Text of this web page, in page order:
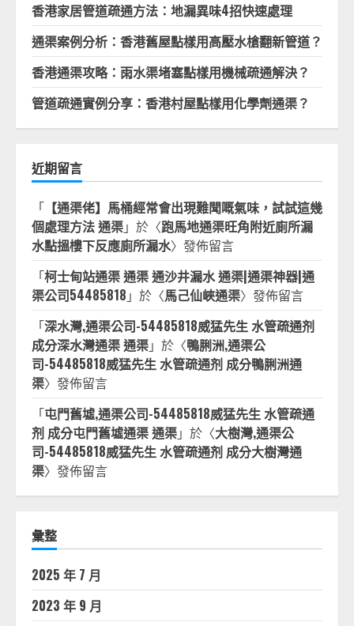
香港家居管道疏通方法：地漏異味4招快速處理
通渠案例分析：香港舊屋點樣用高壓水槍翻新管道？
香港通渠攻略：雨水渠堵塞點樣用機械疏通解決？
管道疏通實例分享：香港村屋點樣用化學劑通渠？
近期留言
「 【通渠佬】馬桶經常會出現難聞嘅氣味，試試這幾
個處理方法 通渠」於〈跑馬地通渠旺角附近廁所漏
水點搵樓下反應廁所漏水〉發佈留言
「柯士甸站通渠 通渠 通沙井漏水 通渠|通渠神器|通
渠公司54485818 」於〈馬己仙峽通渠〉發佈留言
「深水灣,通渠公司-54485818威猛先生 水管疏通剂
成分深水灣通渠 通渠」於〈鴨脷洲,通渠公
司-54485818威猛先生 水管疏通剂 成分鴨脷洲通
渠〉發佈留言
「屯門舊墟,通渠公司-54485818威猛先生 水管疏通
剂 成分屯門舊墟通渠 通渠」於〈大樹灣,通渠公
司-54485818威猛先生 水管疏通剂 成分大樹灣通
渠〉發佈留言
彙整
2025 年 7 月
2023 年 9 月